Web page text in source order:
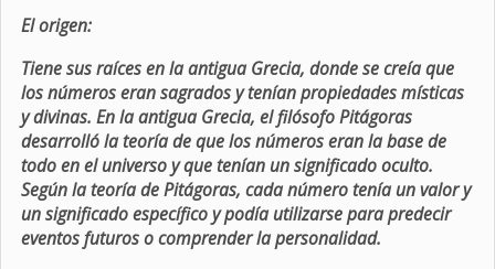
El origen:
Tiene sus raíces en la antigua Grecia, donde se creía que
los números eran sagrados y tenían propiedades místicas
y divinas. En la antigua Grecia, el filósofo Pitágoras
desarrolló la teoría de que los números eran la base de
todo en el universo y que tenían un significado oculto.
Según la teoría de Pitágoras, cada número tenía un valor y
un significado específico y podía utilizarse para predecir
eventos futuros o comprender la personalidad.